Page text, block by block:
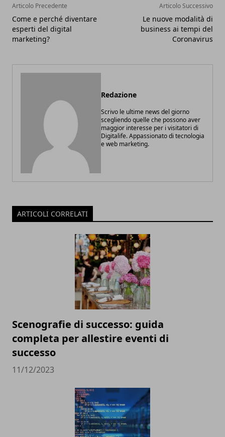
Articolo Precedente
Come e perché diventare
esperti del digital
marketing?
Articolo Successivo
Le nuove modalità di
business ai tempi del
Coronavirus
Redazione
Scrivo le ultime news del giorno
scegliendo quelle che possono aver
maggior interesse per i visitatori di
Digitalife. Appassionato di tecnologia
e web marketing.
ARTICOLI CORRELATI
Scenografie di successo: guida
completa per allestire eventi di
successo
11/12/2023